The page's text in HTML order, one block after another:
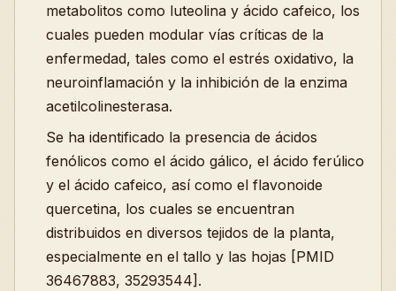
metabolitos como luteolina y ácido cafeico, los
cuales pueden modular vías críticas de la
enfermedad, tales como el estrés oxidativo, la
neuroinflamación y la inhibición de la enzima
acetilcolinesterasa.
Se ha identificado la presencia de ácidos
fenólicos como el ácido gálico, el ácido ferúlico
y el ácido cafeico, así como el flavonoide
quercetina, los cuales se encuentran
distribuidos en diversos tejidos de la planta,
especialmente en el tallo y las hojas [PMID
36467883, 35293544].